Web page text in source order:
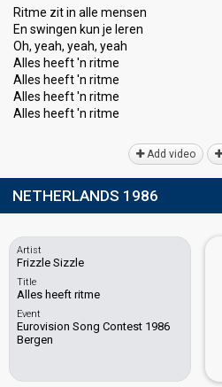
Ritme zit in alle mensen
En swingen kun je leren
Oh, yeah, yeah, yeаh
Alles heeft 'n ritme
Alles heeft 'n ritme
Alles heeft 'n ritme
Alleѕ heeft 'n ritme
Add video
NETHERLANDS 1986
Artist
Frizzle Sizzle
Title
Alles heeft ritme
Event
Eurovision Song Contest 1986
Bergen